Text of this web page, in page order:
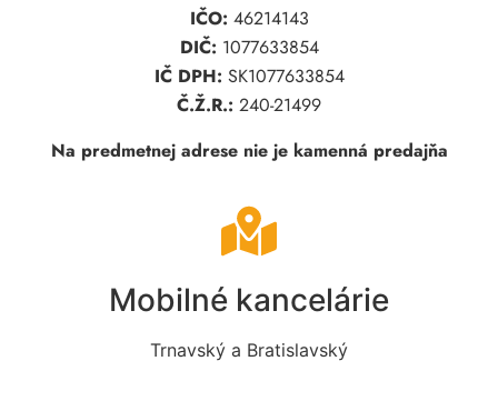
IČO: 46214143
DIČ: 1077633854
IČ DPH: SK1077633854
Č.Ž.R.: 240-21499
Na predmetnej adrese nie je kamenná predajňa
Mobilné kancelárie
Trnavský a Bratislavský